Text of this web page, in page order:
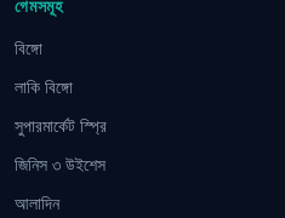
গেমসমূহ
বিঙ্গো
লাকি বিঙ্গো
সুপারমার্কেট স্প্রি
জিনিস ৩ উইশেস
আলাদিন